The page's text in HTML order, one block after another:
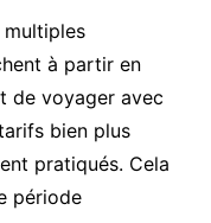
multiples
à partir en
de voyager avec
bien plus
pratiqués. Cela
période